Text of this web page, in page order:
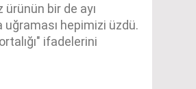
ürünün bir de ayı
uğraması hepimizi üzdü.
ifadelerini